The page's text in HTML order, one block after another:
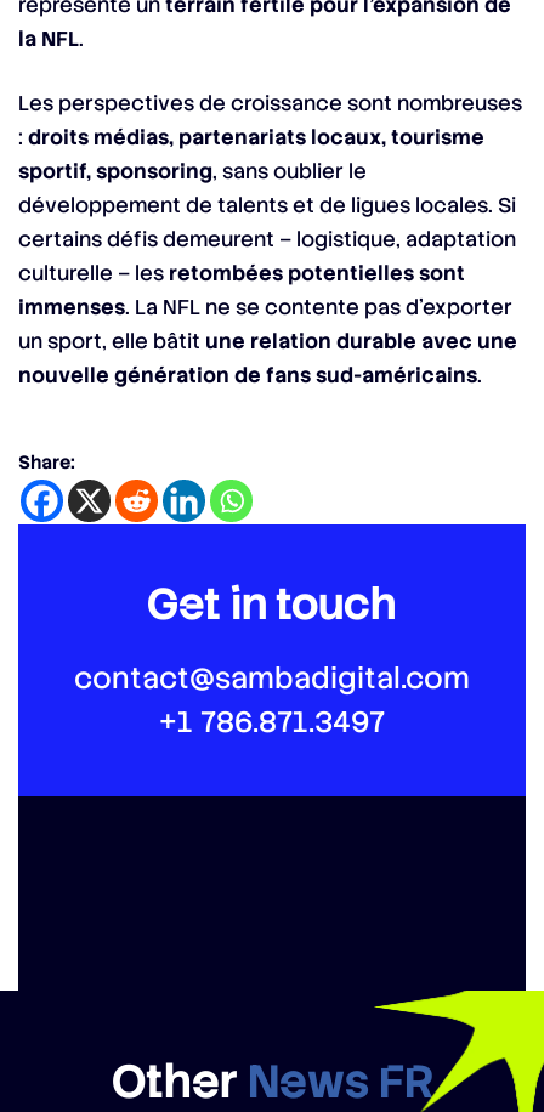
la NFL.
Les perspectives de croissance sont nombreuses
: droits médias, partenariats locaux, tourisme
sportif, sponsoring, sans oublier le
développement de talents et de ligues locales. Si
certains défis demeurent – logistique, adaptation
culturelle – les retombées potentielles sont
immenses. La NFL ne se contente pas d’exporter
un sport, elle bâtit une relation durable avec une
nouvelle génération de fans sud-américains.
Share:
Get in touch
contact@sambadigital.com
+1 786.871.3497
Other News FR